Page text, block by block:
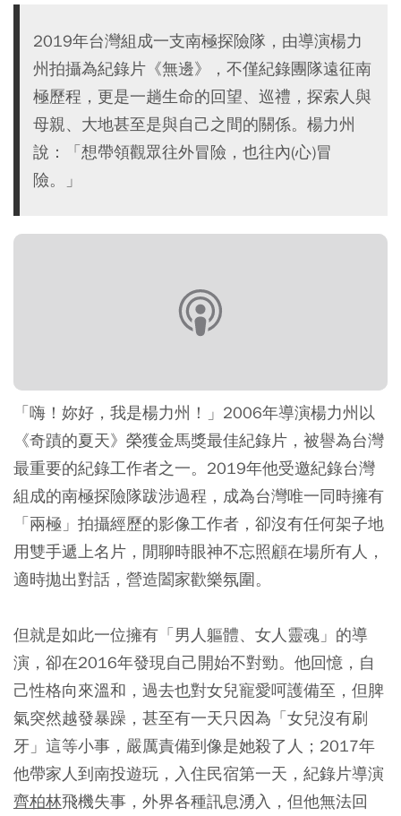
2019年台灣組成一支南極探險隊，由導演楊力
州拍攝為紀錄片《無邊》，不僅紀錄團隊遠征南
極歷程，更是一趟生命的回望、巡禮，探索人與
母親、大地甚至是與自己之間的關係。楊力州
說：「想帶領觀眾往外冒險，也往內(心)冒
險。」
「嗨！妳好，我是楊力州！」2006年導演楊力州以
《奇蹟的夏天》榮獲金馬獎最佳紀錄片，被譽為台灣
最重要的紀錄工作者之一。2019年他受邀紀錄台灣
組成的南極探險隊跋涉過程，成為台灣唯一同時擁有
「兩極」拍攝經歷的影像工作者，卻沒有任何架子地
用雙手遞上名片，閒聊時眼神不忘照顧在場所有人，
適時拋出對話，營造闔家歡樂氛圍。
但就是如此一位擁有「男人軀體、女人靈魂」的導
演，卻在2016年發現自己開始不對勁。他回憶，自
己性格向來溫和，過去也對女兒寵愛呵護備至，但脾
氣突然越發暴躁，甚至有一天只因為「女兒沒有刷
牙」這等小事，嚴厲責備到像是她殺了人；2017年
他帶家人到南投遊玩，入住民宿第一天，紀錄片導演
齊柏林飛機失事，外界各種訊息湧入，但他無法回